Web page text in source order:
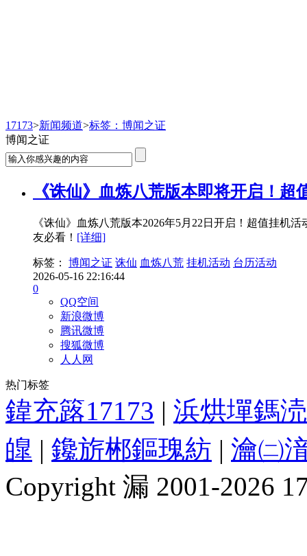
17173>新闻频道>标签：博闻之证
博闻之证
《诛仙》血炼八荒版本即将开启！
《诛仙》血炼八荒版本2026年5月22日开启！超值挂机
友必看！ [详细]
标签： 博闻之证 诛仙 血炼八荒 挂机活动 台历活动
2026-05-16 22:16:44
0
QQ空间
新浪微博
腾讯微博
搜狐微博
人人网
热门标签
鍏充簬17173 | 浜烘墠鎷
皥 | 鑱旂郴鏂瑰紡 | 瀹㈡
Copyright 漏 2001-2026